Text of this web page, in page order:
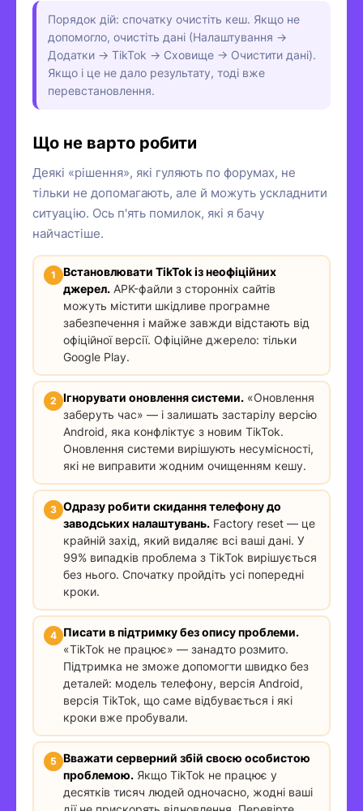
Порядок дій: спочатку очистіть кеш. Якщо не
допомогло, очистіть дані (Налаштування →
Додатки → TikTok → Сховище → Очистити дані).
Якщо і це не дало результату, тоді вже
перевстановлення.
Що не варто робити
Деякі «рішення», які гуляють по форумах, не
тільки не допомагають, але й можуть ускладнити
ситуацію. Ось п'ять помилок, які я бачу
найчастіше.
Встановлювати TikTok із неофіційних
джерел.APK-файли з сторонніх сайтів
можуть містити шкідливе програмне
забезпечення і майже завжди відстають від
офіційної версії. Офіційне джерело: тільки
Google Play.
Ігнорувати оновлення системи.«Оновлення
заберуть час» — і залишать застарілу версію
Android, яка конфліктує з новим TikTok.
Оновлення системи вирішують несумісності,
які не виправити жодним очищенням кешу.
Одразу робити скидання телефону до
заводських налаштувань.Factory reset — це
крайній захід, який видаляє всі ваші дані. У
99% випадків проблема з TikTok вирішується
без нього. Спочатку пройдіть усі попередні
кроки.
Писати в підтримку без опису проблеми.
«TikTok не працює» — занадто розмито.
Підтримка не зможе допомогти швидко без
деталей: модель телефону, версія Android,
версія TikTok, що саме відбувається і які
кроки вже пробували.
Вважати серверний збій своєю особистою
проблемою.Якщо TikTok не працює у
десятків тисяч людей одночасно, жодні ваші